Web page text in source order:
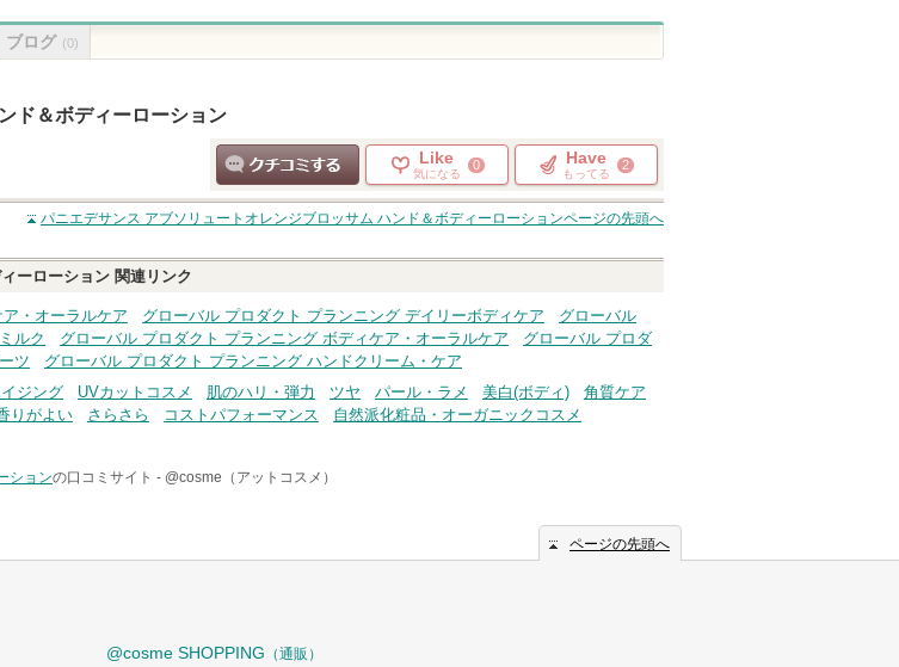
ブログ (0)
ド＆ボディーローション
クチコミする
Like
気になる
0 Have
もってる
2
パニエデサンス アブソリュートオレンジブロッサム ハンド＆ボディーローションページの先頭へ
ーローション 関連リンク
・オーラルケア グローバル プロダクト プランニング デイリーボディケア
グローバル
ルク
グローバル プロダクト プランニング ボディケア・オーラルケア
グローバル プロダ
ツ
グローバル プロダクト プランニング ハンドクリーム・ケア
ジング UVカットコスメ 肌のハリ・弾力 ツヤ パール・ラメ 美白(ボディ)
角質ケア
りがよい さらさら コストパフォーマンス 自然派化粧品・オーガニックコスメ
ションの口コミサイト - @cosme（アットコスメ）
ページの先頭へ
@cosme SHOPPING （通販）